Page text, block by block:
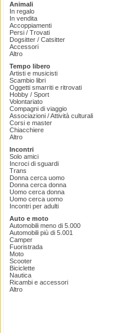
Animali
In regalo
In vendita
Accoppiamenti
Persi / Trovati
Dogsitter / Catsitter
Accessori
Altro
Tempo libero
Artisti e musicisti
Scambio libri
Oggetti smarriti e ritrovati
Hobby / Sport
Volontariato
Compagni di viaggio
Associazioni / Attività culturali
Corsi e master
Chiacchiere
Altro
Incontri
Solo amici
Incroci di sguardi
Trans
Donna cerca uomo
Donna cerca donna
Uomo cerca donna
Uomo cerca uomo
Incontri per adulti
Auto e moto
Automobili meno di 5.000
Automobili più di 5.001
Camper
Fuoristrada
Moto
Scooter
Biciclette
Nautica
Ricambi e accessori
Altro